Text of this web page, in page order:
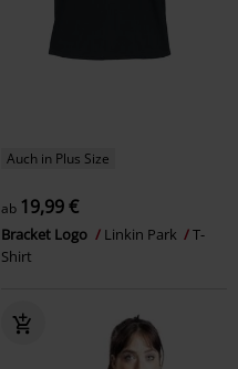
Auch in Plus Size
ab 19,99 €
Bracket Logo Linkin Park
T-
Shirt